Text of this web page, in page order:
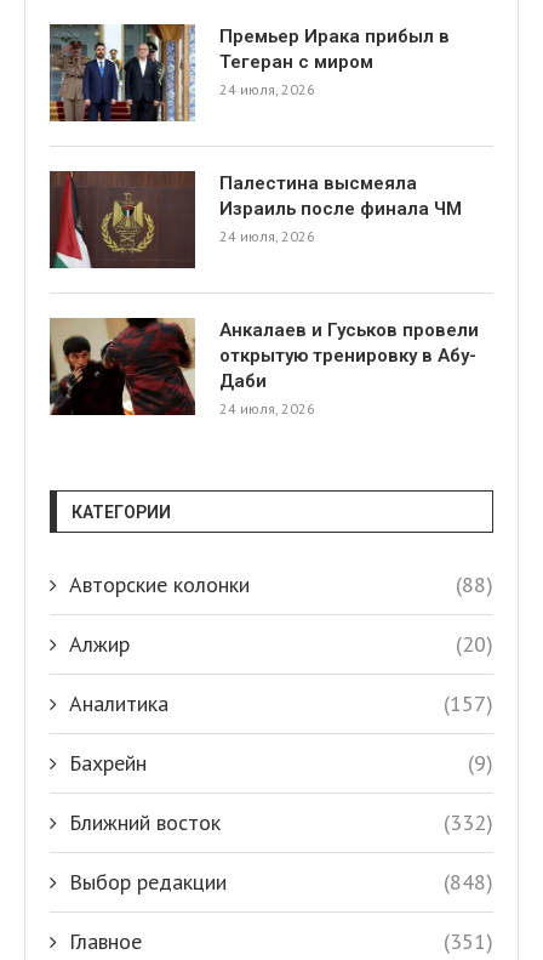
Премьер Ирака прибыл в
Тегеран с миром
24 июля, 2026
Палестина высмеяла
Израиль после финала ЧМ
24 июля, 2026
Анкалаев и Гуськов провели
открытую тренировку в Абу-
Даби
24 июля, 2026
КАТЕГОРИИ
Авторские колонки (88)
Алжир (20)
Аналитика (157)
Бахрейн (9)
Ближний восток (332)
Выбор редакции (848)
Главное (351)